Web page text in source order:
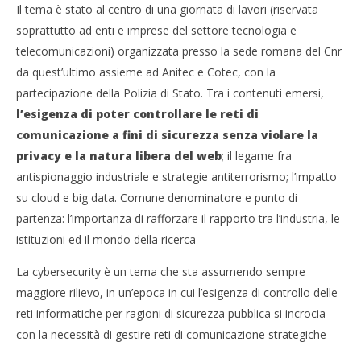
NOW VIEWING
Cybersecurity a livello mondiale si prevedono 6
milioni di posti di lavoro disponibili
letizia
Il tema è stato al centro di una giornata di lavori (riservata
soprattutto ad enti e imprese del settore tecnologia e
telecomunicazioni) organizzata presso la sede romana del Cnr
da quest’ultimo assieme ad Anitec e Cotec, con la
partecipazione della Polizia di Stato. Tra i contenuti emersi,
l’esigenza di poter controllare le reti di
comunicazione a fini di sicurezza senza violare la
privacy e la natura libera del web; il legame fra
antispionaggio industriale e strategie antiterrorismo; l’impatto
su cloud e big data. Comune denominatore e punto di
partenza: l’importanza di rafforzare il rapporto tra l’industria, le
istituzioni ed il mondo della ricerca
La cybersecurity è un tema che sta assumendo sempre
maggiore rilievo, in un’epoca in cui l’esigenza di controllo delle
reti informatiche per ragioni di sicurezza pubblica si incrocia
con la necessità di gestire reti di comunicazione strategiche